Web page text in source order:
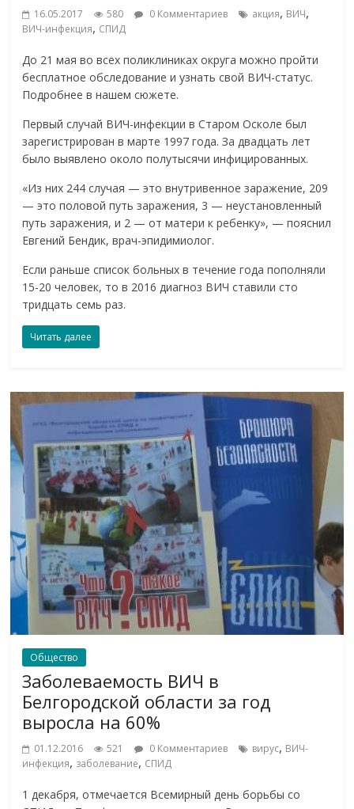
16.05.2017 580 0 Комментариев акция, ВИЧ,
ВИЧ-инфекция, СПИД
До 21 мая во всех поликлиниках округа можно пройти
бесплатное обследование и узнать свой ВИЧ-статус.
Подробнее в нашем сюжете.
Первый случай ВИЧ-инфекции в Старом Осколе был
зарегистрирован в марте 1997 года. За двадцать лет
было выявлено около полутысячи инфицированных.
«Из них 244 случая — это внутривенное заражение, 209
— это половой путь заражения, 3 — неустановленный
путь заражения, и 2 — от матери к ребенку», — пояснил
Евгений Бендик, врач-эпидимиолог.
Если раньше список больных в течение года пополняли
15-20 человек, то в 2016 диагноз ВИЧ ставили сто
тридцать семь раз.
Читать далее
Общество
Заболеваемость ВИЧ в
Белгородской области за год
выросла на 60%
01.12.2016 521 0 Комментариев вирус, ВИЧ-
инфекция, заболевание, СПИД
1 декабря, отмечается Всемирный день борьбы со